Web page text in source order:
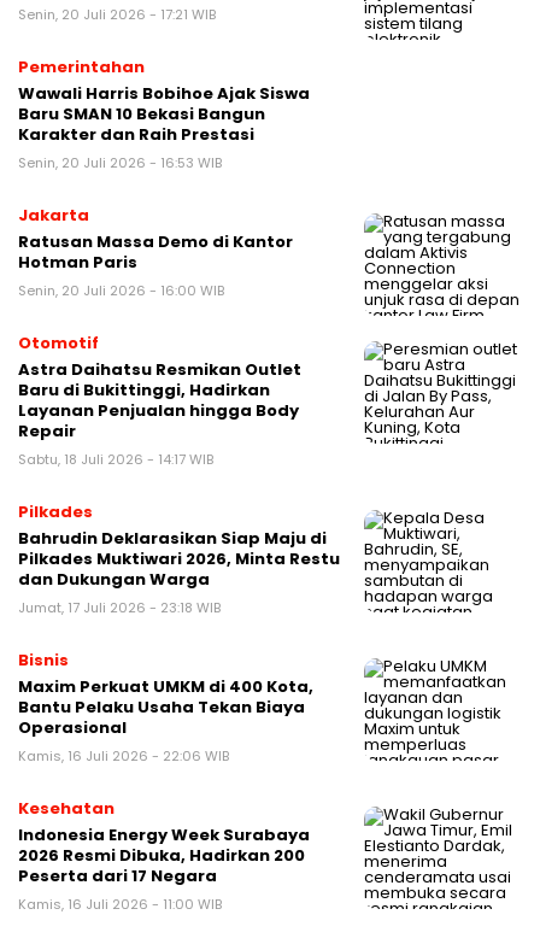
Senin, 20 Juli 2026 - 17:21 WIB
Pemerintahan
Wawali Harris Bobihoe Ajak Siswa
Baru SMAN 10 Bekasi Bangun
Karakter dan Raih Prestasi
Senin, 20 Juli 2026 - 16:53 WIB
Jakarta
Ratusan Massa Demo di Kantor
Hotman Paris
Senin, 20 Juli 2026 - 16:00 WIB
Otomotif
Astra Daihatsu Resmikan Outlet
Baru di Bukittinggi, Hadirkan
Layanan Penjualan hingga Body
Repair
Sabtu, 18 Juli 2026 - 14:17 WIB
Pilkades
Bahrudin Deklarasikan Siap Maju di
Pilkades Muktiwari 2026, Minta Restu
dan Dukungan Warga
Jumat, 17 Juli 2026 - 23:18 WIB
Bisnis
Maxim Perkuat UMKM di 400 Kota,
Bantu Pelaku Usaha Tekan Biaya
Operasional
Kamis, 16 Juli 2026 - 22:06 WIB
Kesehatan
Indonesia Energy Week Surabaya
2026 Resmi Dibuka, Hadirkan 200
Peserta dari 17 Negara
Kamis, 16 Juli 2026 - 11:00 WIB